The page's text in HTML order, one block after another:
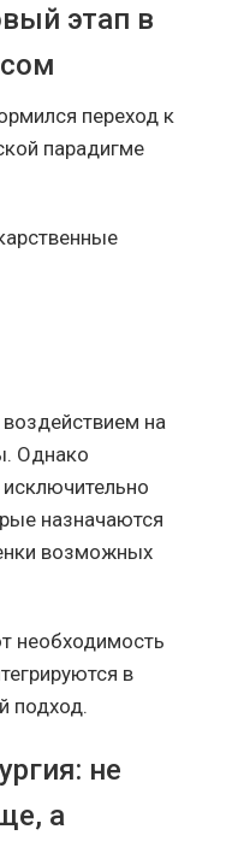
этап в
переход к
парадигме
на
Однако
назначаются
возможных
необходимость
в
подход.
не
а